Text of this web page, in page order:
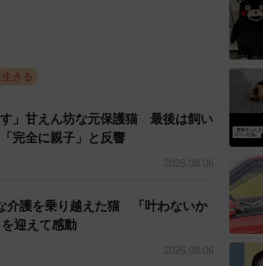
3/17
ゃん（画像提供：単発0x0さん）
心に深く刻まれています。
えに行ったとき、ぴーちゃんがよろ
を見て『あぁ、私たちと一緒にいた
生きる
す」甘えん坊な元保護猫 最後は飼い
完全に親子」と反響
2026.08.06
介護を乗り越えた猫 「叶わないか
迎えて感動
2026.08.06